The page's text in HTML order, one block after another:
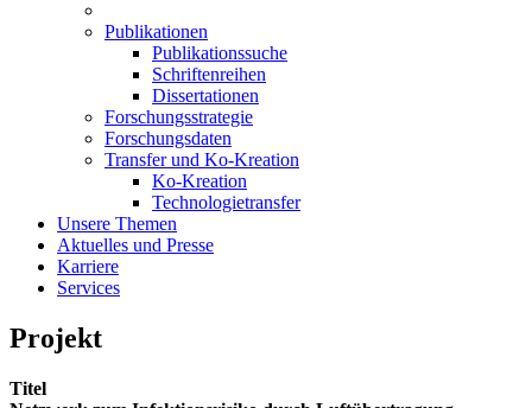
Publikationen
Publikationssuche
Schriftenreihen
Dissertationen
Forschungsstrategie
Forschungsdaten
Transfer und Ko-Kreation
Ko-Kreation
Technologietransfer
Unsere Themen
Aktuelles und Presse
Karriere
Services
Projekt
Titel